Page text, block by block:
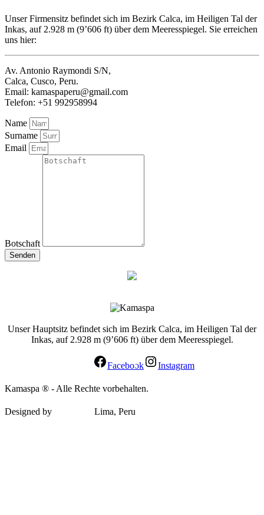
Unser Firmensitz befindet sich im Bezirk Calca, im Heiligen Tal der
Inkas, auf 2.928 m (9’606 ft) über dem Meeresspiegel. Sie erreichen
uns hier:
Av. Antonio Raymondi S/N,
Calca, Cusco, Peru.
Email: kamaspaperu@gmail.com
Telefon: +51 992958994
Name
Surname
Email
Botschaft
Senden
Unser Hauptsitz befindet sich im Bezirk Calca, im Heiligen Tal der
Inkas, auf 2.928 m (9’606 ft) über dem Meeresspiegel.
Facebook Instagram
Kamaspa ® - Alle Rechte vorbehalten.
Designed by Lima, Peru